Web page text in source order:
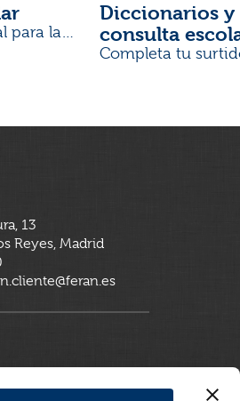
para la
Diccionarios y
consulta
Completa tu
13
Reyes, Madrid